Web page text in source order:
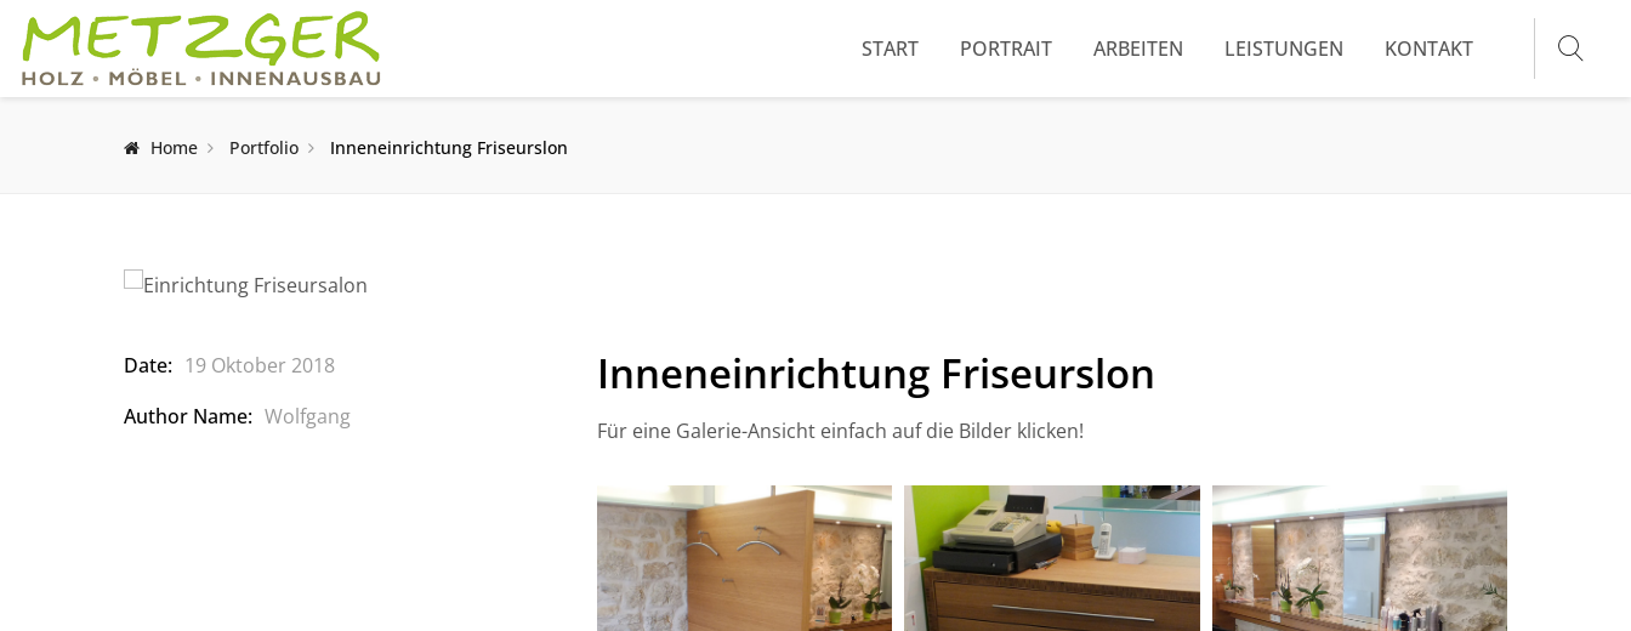
START PORTRAIT ARBEITEN LEISTUNGEN KONTAKT
Home Portfolio Inneneinrichtung Friseurslon
Date: 19 Oktober 2018
Author Name: Wolfgang
Inneneinrichtung Friseurslon
Für eine Galerie-Ansicht einfach auf die Bilder klicken!